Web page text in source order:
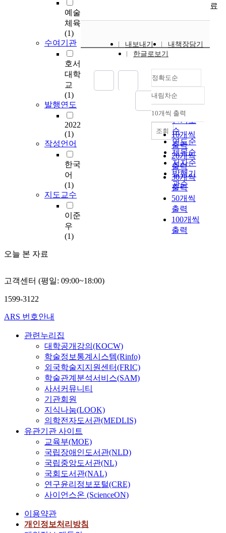
예술
체육
(1)
수여기관
호서
대학
교
(1)
발행연도
2022
(1)
작성언어
한국
어
(1)
지도교수
이준
우
(1)
오늘 본 자료
c
h
내보내기
내책장담기
한글로보기
정확도순
정확도
순
인기도
순
연도순
제목순
저자순
발행기
관순
내림차순
내림차순
10개씩 출력
10개씩
출력
20개씩
출력
30개씩
출력
50개씩
출력
100개씩
출력
조회
료
고객센터 (평일: 09:00~18:00)
1599-3122
ARS 번호안내
관련누리집
대학공개강의(KOCW)
학술정보통계시스템(Rinfo)
외국학술지지원센터(FRIC)
학술관계분석서비스(SAM)
사서커뮤니티
기관회원
지식나눔(LOOK)
의학전자도서관(MEDLIS)
유관기관 사이트
교육부(MOE)
국립장애인도서관(NLD)
국립중앙도서관(NL)
국회도서관(NAL)
연구윤리정보포털(CRE)
사이언스온 (ScienceON)
이용약관
개인정보처리방침